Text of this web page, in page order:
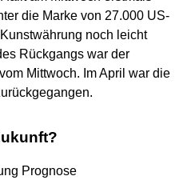
die Marke von 27.000 US-
noch leicht
Rückgangs war der
Mittwoch. Im April war die
Prognose